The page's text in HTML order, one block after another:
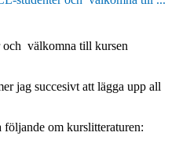
välkomna till kursen
jag succesivt att lägga upp all
om kurslitteraturen: